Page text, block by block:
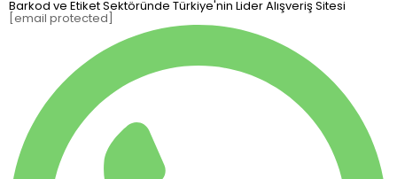
Barkod ve Etiket Sektöründe Türkiye'nin Lider Alışveriş Sitesi
[email protected]